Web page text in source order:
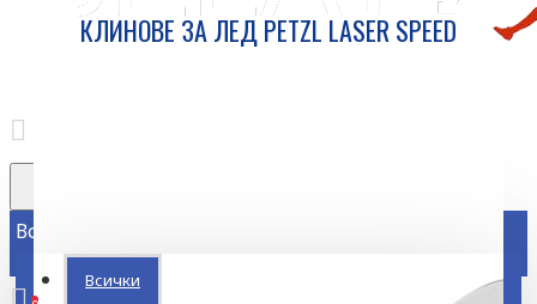
Всички
Всички
КЛИНОВЕ ЗА ЛЕД PETZL LASER SPEED